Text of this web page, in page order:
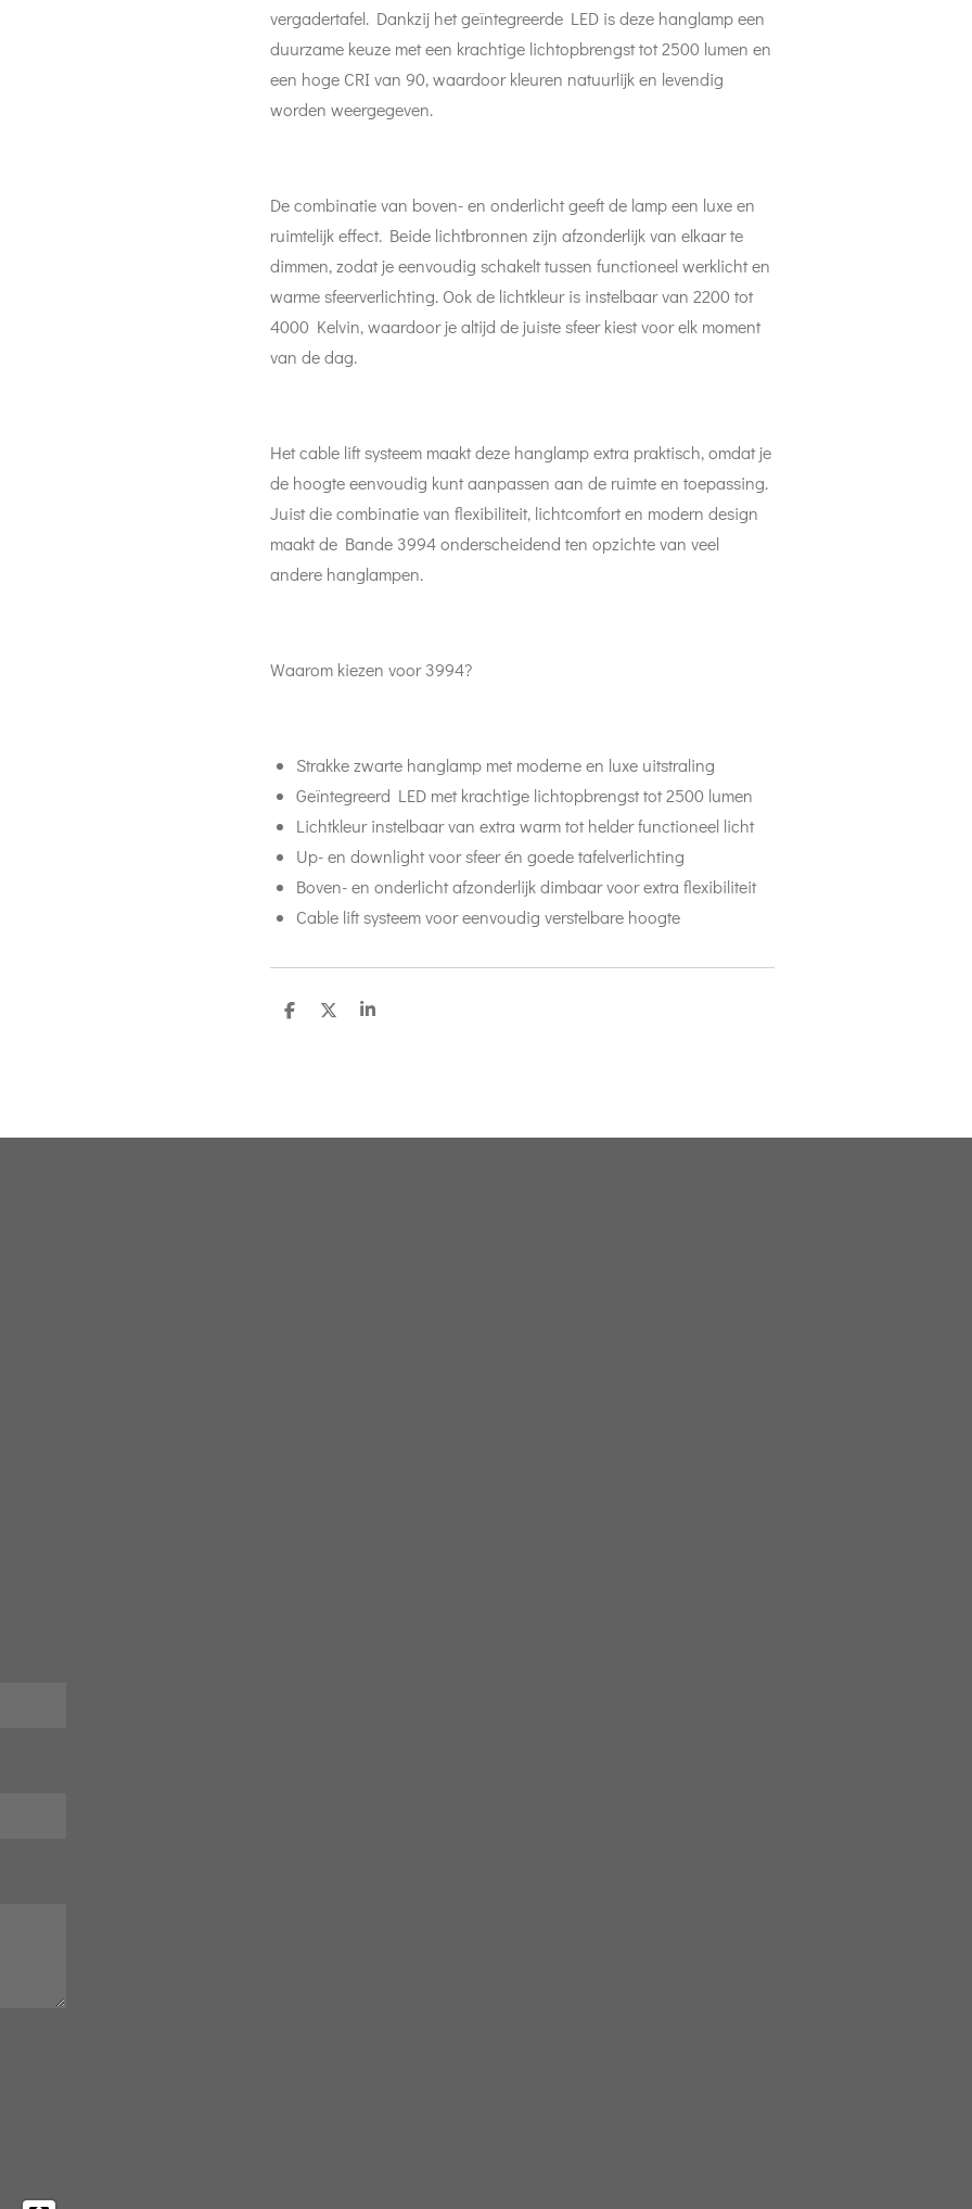
vergadertafel. Dankzij het geïntegreerde LED is deze hanglamp een
duurzame keuze met een krachtige lichtopbrengst tot 2500 lumen en
een hoge CRI van 90, waardoor kleuren natuurlijk en levendig
worden weergegeven.
De combinatie van boven- en onderlicht geeft de lamp een luxe en
ruimtelijk effect. Beide lichtbronnen zijn afzonderlijk van elkaar te
dimmen, zodat je eenvoudig schakelt tussen functioneel werklicht en
warme sfeerverlichting. Ook de lichtkleur is instelbaar van 2200 tot
4000 Kelvin, waardoor je altijd de juiste sfeer kiest voor elk moment
van de dag.
Het cable lift systeem maakt deze hanglamp extra praktisch, omdat je
de hoogte eenvoudig kunt aanpassen aan de ruimte en toepassing.
Juist die combinatie van flexibiliteit, lichtcomfort en modern design
maakt de Bande 3994 onderscheidend ten opzichte van veel
andere hanglampen.
Waarom kiezen voor 3994?
Strakke zwarte hanglamp met moderne en luxe uitstraling
Geïntegreerd LED met krachtige lichtopbrengst tot 2500 lumen
Lichtkleur instelbaar van extra warm tot helder functioneel licht
Up- en downlight voor sfeer én goede tafelverlichting
Boven- en onderlicht afzonderlijk dimbaar voor extra flexibiliteit
Cable lift systeem voor eenvoudig verstelbare hoogte
D
D
S